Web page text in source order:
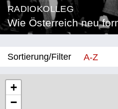
RADIOKOLLEG
Wie Österreich neu
Sortierung/Filter
A-Z
+
−